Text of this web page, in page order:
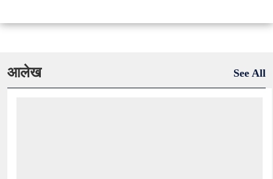
आलेख See All